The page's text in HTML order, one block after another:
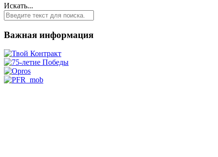
Искать...
Важная информация